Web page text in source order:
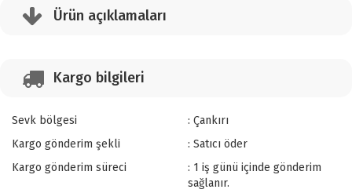
Ürün açıklamaları
Kargo bilgileri
Sevk bölgesi
: Çankırı
Kargo gönderim şekli
: Satıcı öder
Kargo gönderim süreci
: 1 iş günü içinde gönderim
sağlanır.